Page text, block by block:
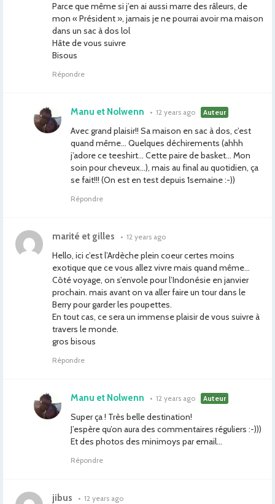
Parce que même si j’en ai aussi marre des râleurs, de
mon « Président », jamais je ne pourrai avoir ma maison
dans un sac à dos lol
Hâte de vous suivre
Bisous
Répondre
Manu et Nolwenn • 12 years ago Auteur
Avec grand plaisir!! Sa maison en sac à dos, c’est
quand même… Quelques déchirements (ahhh
j’adore ce teeshirt… Cette paire de basket… Mon
soin pour cheveux…), mais au final au quotidien, ça
se fait!!! (On est en test depuis 1semaine :-))
Répondre
marité et gilles • 12 years ago
Hello, ici c’est l’Ardèche plein coeur certes moins
exotique que ce vous allez vivre mais quand même…
Côté voyage, on s’envole pour l’Indonésie en janvier
prochain. mais avant on va aller faire un tour dans le
Berry pour garder les poupettes.
En tout cas, ce sera un immense plaisir de vous suivre à
travers le monde.
gros bisous
Répondre
Manu et Nolwenn • 12 years ago Auteur
Super ça ! Très belle destination!
J’espère qu’on aura des commentaires réguliers :-)))
Et des photos des minimoys par email…
Répondre
jibus • 12 years ago